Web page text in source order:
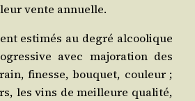
vente annuelle.
esti­més au degré alcoo­lique
avec majo­ra­tion des
finesse, bou­quet, cou­leur ;
les vins de meilleure qua­li­té,